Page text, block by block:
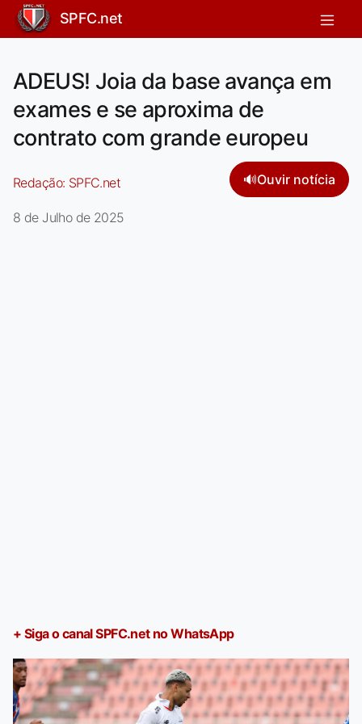
SPFC.net
ADEUS! Joia da base avança em
exames e se aproxima de
contrato com grande europeu
Redação: SPFC.net 🔊Ouvir notícia
8 de Julho de 2025
+ Siga o canal SPFC.net no WhatsApp